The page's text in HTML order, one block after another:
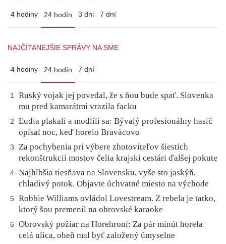
4 hodiny 24 hodín 3 dni 7 dní
NAJČÍTANEJŠIE SPRÁVY NA SME
4 hodiny 24 hodín 7 dní
1
Ruský vojak jej povedal, že s ňou bude spať. Slovenka
mu pred kamarátmi vrazila facku
2
Ľudia plakali a modlili sa: Bývalý profesionálny hasič
opísal noc, keď horelo Braväcovo
3
Za pochybenia pri výbere zhotoviteľov šiestich
rekonštrukcií mostov čelia krajskí cestári ďalšej pokute
4 Najhlbšia tiesňava na Slovensku, vyše sto jaskýň,
chladivý potok. Objavte úchvatné miesto na východe
5
Robbie Williams ovládol Lovestream. Z rebela je tatko,
ktorý šou premenil na obrovské karaoke
6
Obrovský požiar na Horehroní: Za pár minút horela
celá ulica, oheň mal byť založený úmyselne